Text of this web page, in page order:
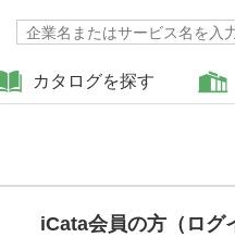
カタログを探す
iCata会員の方（ログ